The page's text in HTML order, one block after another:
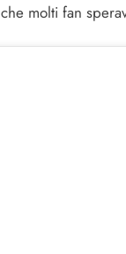
molti fan